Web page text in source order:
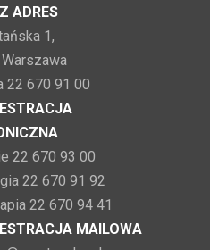
ADRES
1,
22 670 91 00
22 670 93 00
22 670 91 92
22 670 94 41
MAILOWA